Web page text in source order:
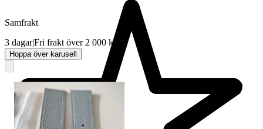
Samfrakt
3 dagar|Fri frakt över 2 000 kr
Hoppa över karusell